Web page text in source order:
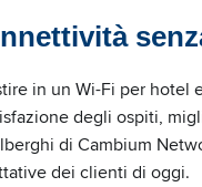
in un Wi-Fi per hotel
degli ospiti,
di Cambium
dei clienti di oggi.